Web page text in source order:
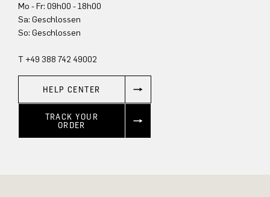
Mo - Fr: 09h00 - 18h00
Sa: Geschlossen
So: Geschlossen
T +49 388 742 49002
HELP CENTER
TRACK YOUR
ORDER